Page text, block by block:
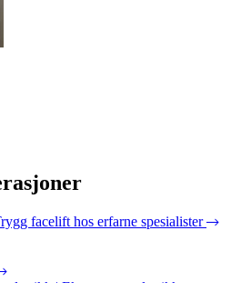
facelift hos erfarne spesialister